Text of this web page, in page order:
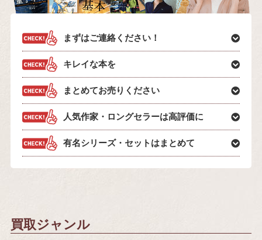
まずはご連絡ください！
キレイな本を
まとめてお売りください
人気作家・ロングセラーは高評価に
有名シリーズ・セットはまとめて
買取ジャンル